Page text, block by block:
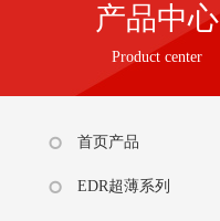
产品中心
Product center
首页产品
EDR超薄系列